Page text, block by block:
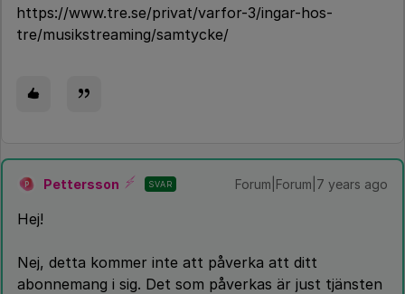
https://www.tre.se/privat/varfor-3/ingar-hos-
tre/musikstreaming/samtycke/
P Pettersson SVAR Forum|Forum|7 years ago
Hej!
Nej, detta kommer inte att påverka att ditt
abonnemang i sig. Det som påverkas är just tjänsten